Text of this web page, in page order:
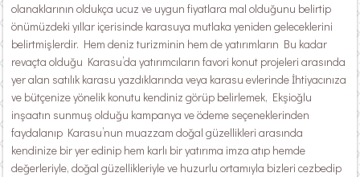
olanaklarının oldukça ucuz ve uygun fiyatlara mal olduğunu belirtip
önümüzdeki yıllar içerisinde karasuya mutlaka yeniden geleceklerini
belirtmişlerdir. Hem deniz turizminin hem de yatırımların Bu kadar
revaçta olduğu Karasu’da yatırımcıların favori konut projeleri arasında
yer alan satılık karasu yazdıklarında veya karasu evlerinde İhtiyacınıza
ve bütçenize yönelik konutu kendiniz görüp belirlemek, Ekşioğlu
inşaatın sunmuş olduğu kampanya ve ödeme seçeneklerinden
faydalanıp Karasu’nun muazzam doğal güzellikleri arasında
kendinize bir yer edinip hem karlı bir yatırıma imza atıp hemde
değerleriyle, doğal güzellikleriyle ve huzurlu ortamıyla bizleri cezbedip